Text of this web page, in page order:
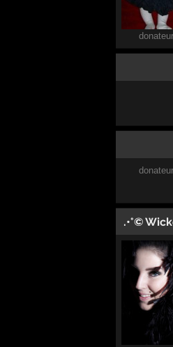
donateur
donateur
.•°©